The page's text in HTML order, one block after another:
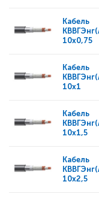
Кабель
10x0,75
Кабель
10x1
Кабель
10x1,5
Кабель
10x2,5